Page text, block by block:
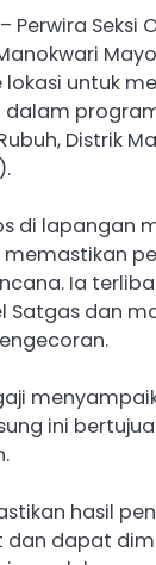
Perwira Seksi
lokasi untuk
Distrik
di lapangan
Ia
Satgas dan
ini
hasil
dan dapat